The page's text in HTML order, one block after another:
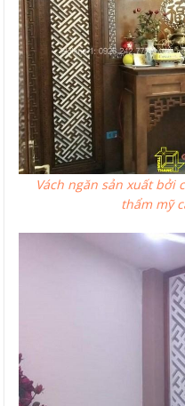
Vách ngăn sản xuất bởi
thẩm mỹ